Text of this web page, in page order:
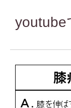
youtube